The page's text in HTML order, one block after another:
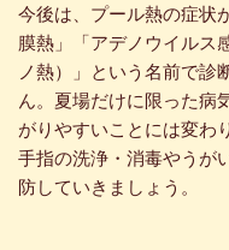
今後は、プール熱の症状
膜熱」「アデノウイルス
ノ熱）」という名前で診
ん。夏場だけに限った病
がりやすいことには変わ
手指の洗浄・消毒やうが
防していきましょう。